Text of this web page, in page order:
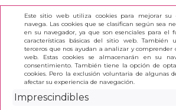
Este sitio web utiliza cookies para mejorar su
navega. Las cookies que se clasifican según sea
en su navegador, ya que son esenciales para el
características básicas del sitio web. También
terceros que nos ayudan a analizar y
web. Estas cookies se almacenarán en su
consentimiento. También tiene la opción de
cookies. Pero la exclusión voluntaria de algunas
afectar su experiencia de navegación.
Imprescindibles
INICIO >
PAPELERÍA >
PORTADOCUMENTOS